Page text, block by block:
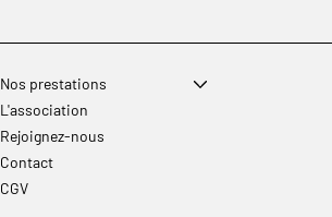
Nos prestations
L'association
Rejoignez-nous
Contact
CGV